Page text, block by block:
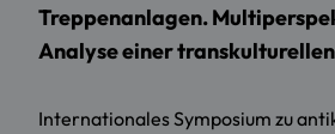
Treppenanlagen.
Analyse einer
Internationales Symposium zu